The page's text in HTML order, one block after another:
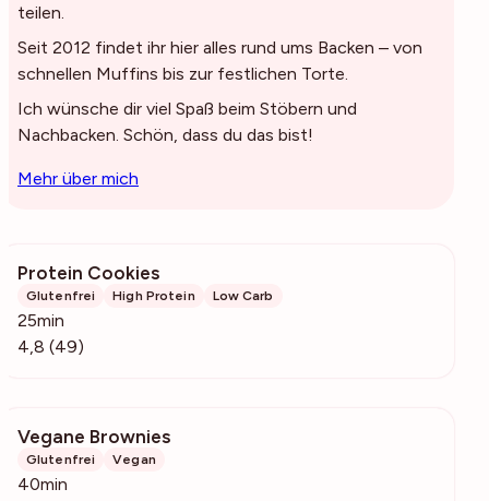
teilen.
Seit 2012 findet ihr hier alles rund ums Backen – von
schnellen Muffins bis zur festlichen Torte.
Ich wünsche dir viel Spaß beim Stöbern und
Nachbacken. Schön, dass du das bist!
Mehr über mich
Protein Cookies
Glutenfrei High Protein Low Carb
25min
4,8 (49)
Vegane Brownies
Glutenfrei Vegan
40min